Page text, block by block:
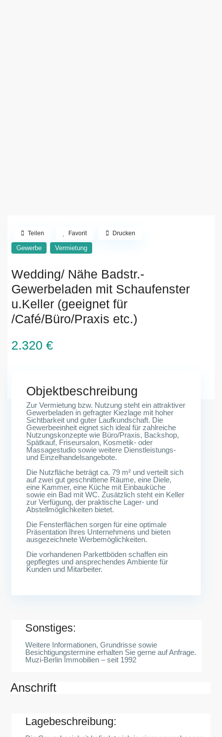
Gewerbe Vermietung
Wedding/ Nähe Badstr.-
Gewerbeladen mit Schaufenster
u.Keller (geeignet für
/Café/Büro/Praxis etc.)
2.320 €
Teilen Favorit Drucken
Objektbeschreibung
Zur Vermietung bzw. Nutzung steht ein attraktiver
Gewerbeladen in gefragter Kiezlage mit hoher
Sichtbarkeit und guter Laufkundschaft. Die
Gewerbeeinheit eignet sich ideal für zahlreiche
Nutzungskonzepte wie Büro/Praxis, Backshop,
Spätkauf, Friseursalon, Kosmetik- oder
Massagestudio sowie weitere Dienstleistungs-
und Einzelhandelsangebote.
Die Nutzfläche beträgt ca. 79 m² und verteilt sich
auf zwei gut geschnittene Räume, eine Diele,
eine Kammer, eine Küche mit Einbauküche
sowie ein Bad mit WC. Zusätzlich steht ein Keller
zur Verfügung, der praktische Lager- und
Abstellmöglichkeiten bietet.
Die Fensterflächen sorgen für eine optimale
Präsentation Ihres Unternehmens und bieten
ausgezeichnete Werbemöglichkeiten.
Die vorhandenen Parkettböden schaffen ein
gepflegtes und ansprechendes Ambiente für
Kunden und Mitarbeiter.
Sonstiges:
Weitere Informationen, Grundrisse sowie
Besichtigungstermine erhalten Sie gerne auf Anfrage.
Muzi-Berlin Immobilien – seit 1992
Anschrift
Lagebeschreibung: